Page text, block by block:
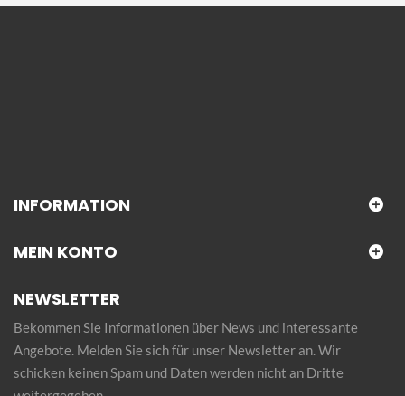
INFORMATION
MEIN KONTO
NEWSLETTER
Bekommen Sie Informationen über News und interessante
Angebote. Melden Sie sich für unser Newsletter an. Wir
schicken keinen Spam und Daten werden nicht an Dritte